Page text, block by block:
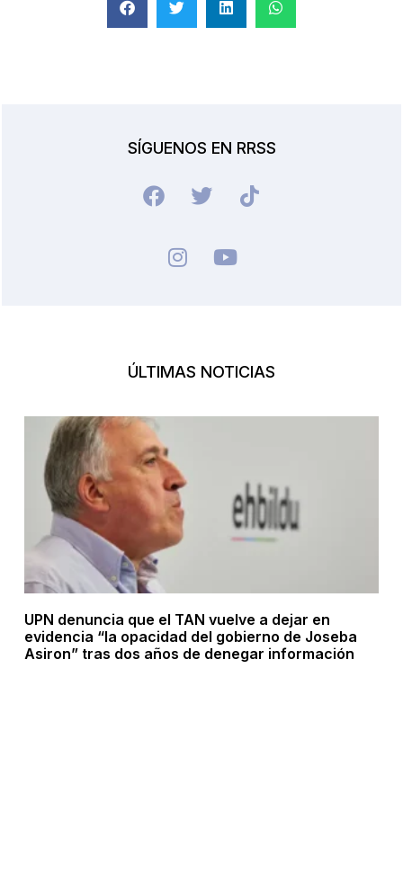
SÍGUENOS EN RRSS
ÚLTIMAS NOTICIAS
UPN denuncia que el TAN vuelve a dejar en
evidencia “la opacidad del gobierno de Joseba
Asiron” tras dos años de denegar información